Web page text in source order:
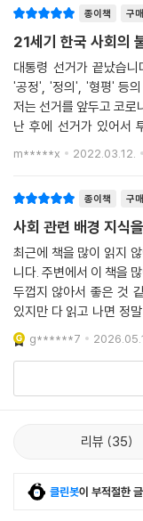
벼와 동아시아인 그리고
진화’한 것이다. 쌀밥과
지만 상호 친화적이다. 단
고 강한 국가를 건설했고
있었다. 이런 면에서 다
te라고 불릴 만하다.
--- p.68~69, 「1장 동아
[……] 이 두 가정은 현장
대한 직무평가를 건너뛰
될 것이라는 가정과 개인
정이 결합하면, 같은 연
다(정당화된다). 함께 일
따라 보상을─불평등하
의 1 하는 것이다(고로 밥
연차를 공유하는 노동자
으로 향상되는 데 디딤돌
져가’라는 불만은, ‘너도
터 ‘아직 기다릴 날이
찌 보면 기다리고자 하
모’다.
--- p.149~50, 「2장 벼
켜야 할까?
“나이 많은 자가 세상을
더 이상 효율적이지 않은
청년 세대를 위한 벼농사
현대 지구촌 사회의 코로
사회에 드리운 벼농사 체
인들이, 한반도 정주민들
중 가장 특이한 점을 꼽으
든 농부에게 중요한 의사
기업 조직의 연공 문화와
저자 이철승은 전작 『불
에 대한 비판으로 책을 마
조’와 착종·조응하여 오
를 초래하는지를 다양한
은, 이 연공제 문제가 핵
한국 사회 불평등 문제
들 중 가장 우선순위에
종이책 구매
21세기 한국 사회의
대통령 선거가 끝났습니다. 많은 얘깃거리를 남겼습니다만, 무엇
'공정', '정의', '형평' 등
저는 선거를 앞두고 코로나 양성판
난 후에 선거가 있어서 투표하
'쌀 재난 국가'(이철승
m*****x 2022.03.12.
종이책 구매
사회 관련 배경 지식
최근에 책을 많이 읽지
니다. 주변에서 이 책을
두껍지 않아서 좋은 것
있지만 다 읽고 나면 정
습득하는 데 정말 좋은 책
g******7
리뷰 35
클린봇이 부적절한